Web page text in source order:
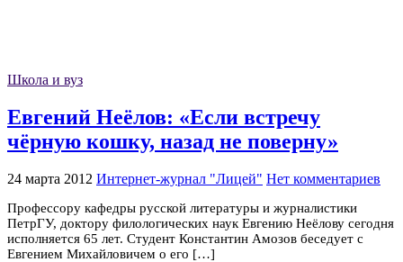
Школа и вуз
Евгений Неёлов: «Если встречу
чёрную кошку, назад не поверну»
24 марта 2012 Интернет-журнал "Лицей" Нет комментариев
Профессору кафедры русской литературы и журналистики
ПетрГУ, доктору филологических наук Евгению Неёлову сегодня
исполняется 65 лет. Студент Константин Амозов беседует с
Евгением Михайловичем о его […]